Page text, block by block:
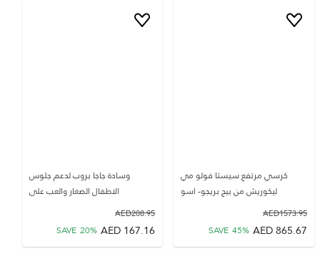
كرسي مرتفع سيستا فولو مي
ليكوريش من بيج بريجو- اسو
1573.95
AED
865.67
AED
SAVE 45%
وسادة جاجا بروب لدعم جلوس
الاطفال الصغار والعب على
208.95
AED
167.16
AED
SAVE 20%